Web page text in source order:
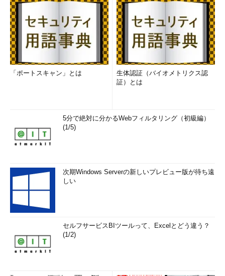
「ポートスキャン」とは
生体認証（バイオメトリクス認
証）とは
5分で絶対に分かるWebフィルタリング（初級編）
(1/5)
次期Windows Serverの新しいプレビュー版が待ち遠
しい
セルフサービスBIツールって、Excelとどう違う？
(1/2)